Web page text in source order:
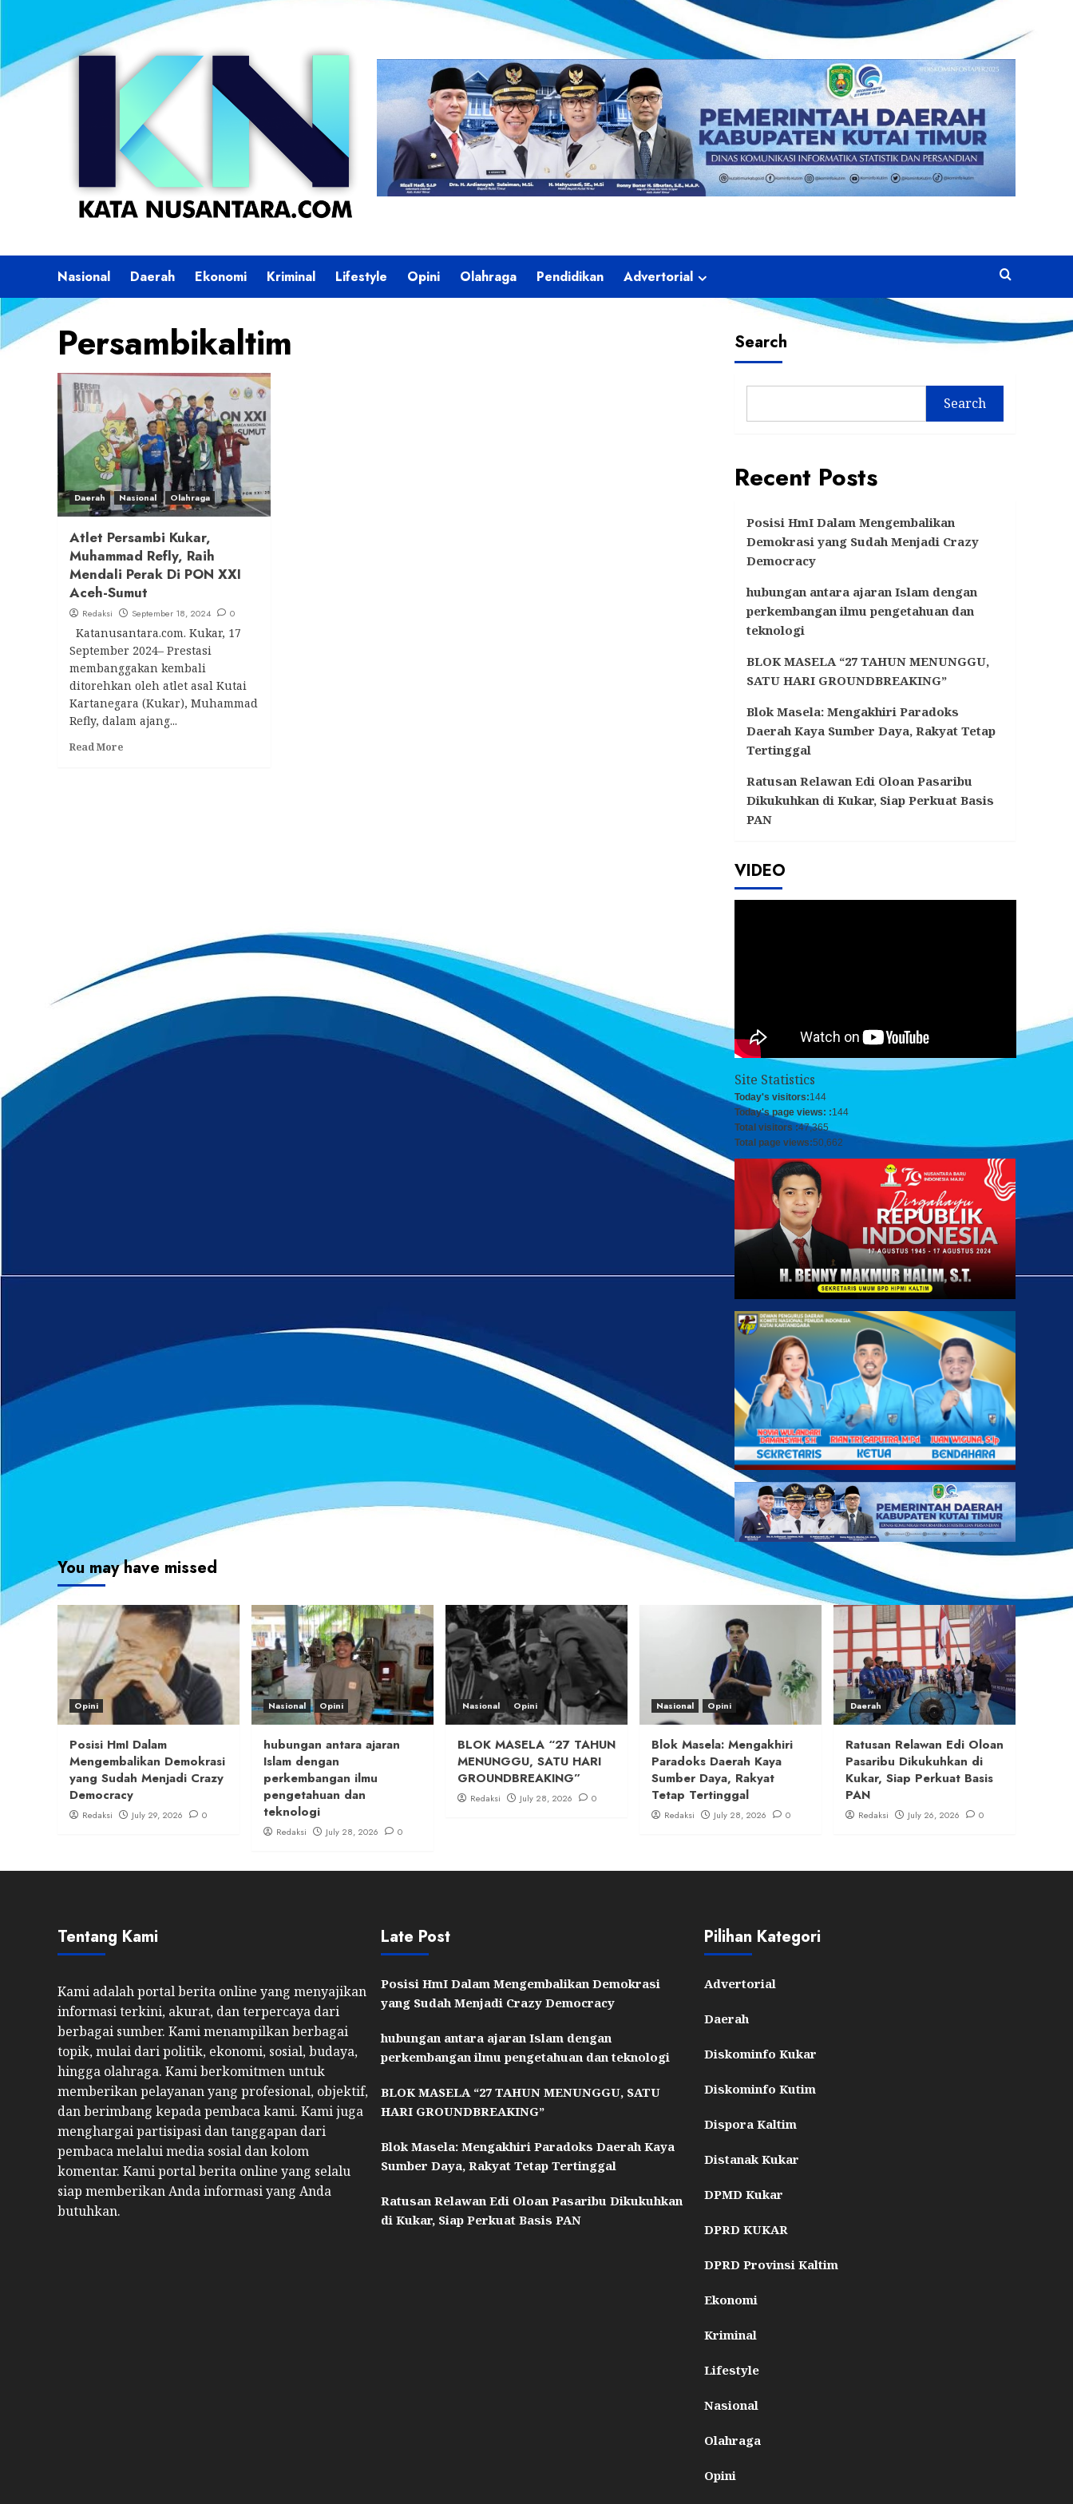
content
Nasional Daerah Ekonomi Kriminal Lifestyle Opini Olahraga Pendidikan Advertorial
Persambikaltim
Daerah Nasional Olahraga
Atlet Persambi Kukar,
Muhammad Refly, Raih
Mendali Perak Di PON XXI
Aceh-Sumut
Redaksi September 18, 2024 0
Katanusantara.com. Kukar, 17
September 2024– Prestasi
membanggakan kembali
ditorehkan oleh atlet asal Kutai
Kartanegara (Kukar), Muhammad
Refly, dalam ajang...
Read MoreRead
Aceh-
Sumut
Search
Search
Recent Posts
Posisi HmI Dalam Mengembalikan
Demokrasi yang Sudah Menjadi Crazy
Democracy
hubungan antara ajaran Islam dengan
perkembangan ilmu pengetahuan dan
teknologi
BLOK MASELA “27 TAHUN MENUNGGU,
SATU HARI GROUNDBREAKING”
Blok Masela: Mengakhiri Paradoks
Daerah Kaya Sumber Daya, Rakyat Tetap
Tertinggal
Ratusan Relawan Edi Oloan Pasaribu
Dikukuhkan di Kukar, Siap Perkuat Basis
PAN
VIDEO
Site Statistics
Today's visitors:144
Today's page views: :144
Total visitors :47,365
Total page views:50,662
You may have missed
Opini
Posisi HmI Dalam
Mengembalikan Demokrasi
yang Sudah Menjadi Crazy
Democracy
Redaksi July 29, 2026 0
Nasional Opini
hubungan antara ajaran
Islam dengan
perkembangan ilmu
pengetahuan dan
teknologi
Redaksi July 28, 2026 0
Nasional Opini
BLOK MASELA “27 TAHUN
MENUNGGU, SATU HARI
GROUNDBREAKING”
Redaksi July 28, 2026 0
Nasional Opini
Blok Masela: Mengakhiri
Paradoks Daerah Kaya
Sumber Daya, Rakyat
Tetap Tertinggal
Redaksi July 28, 2026 0
Daerah
Ratusan Relawan Edi Oloan
Pasaribu Dikukuhkan di
Kukar, Siap Perkuat Basis
PAN
Redaksi July 26, 2026 0
Tentang Kami
Kami adalah portal berita online yang menyajikan
informasi terkini, akurat, dan terpercaya dari
berbagai sumber. Kami menampilkan berbagai
topik, mulai dari politik, ekonomi, sosial, budaya,
hingga olahraga. Kami berkomitmen untuk
memberikan pelayanan yang profesional, objektif,
dan berimbang kepada pembaca kami. Kami juga
menghargai partisipasi dan tanggapan dari
pembaca melalui media sosial dan kolom
komentar. Kami portal berita online yang selalu
siap memberikan Anda informasi yang Anda
butuhkan.
Late Post
Posisi HmI Dalam Mengembalikan Demokrasi
yang Sudah Menjadi Crazy Democracy
hubungan antara ajaran Islam dengan
perkembangan ilmu pengetahuan dan teknologi
BLOK MASELA “27 TAHUN MENUNGGU, SATU
HARI GROUNDBREAKING”
Blok Masela: Mengakhiri Paradoks Daerah Kaya
Sumber Daya, Rakyat Tetap Tertinggal
Ratusan Relawan Edi Oloan Pasaribu Dikukuhkan
di Kukar, Siap Perkuat Basis PAN
Pilihan Kategori
Advertorial
Daerah
Diskominfo Kukar
Diskominfo Kutim
Dispora Kaltim
Distanak Kukar
DPMD Kukar
DPRD KUKAR
DPRD Provinsi Kaltim
Ekonomi
Kriminal
Lifestyle
Nasional
Olahraga
Opini